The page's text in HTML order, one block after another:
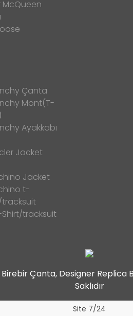
McQueen
Çanta
Mont(T-
Ayakkabı
Jacket
Jacket
t-
tracksuit
tracksuit
Çanta, Designer Replica
Saklıdır
Site 7/24